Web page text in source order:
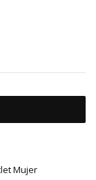
Mujer